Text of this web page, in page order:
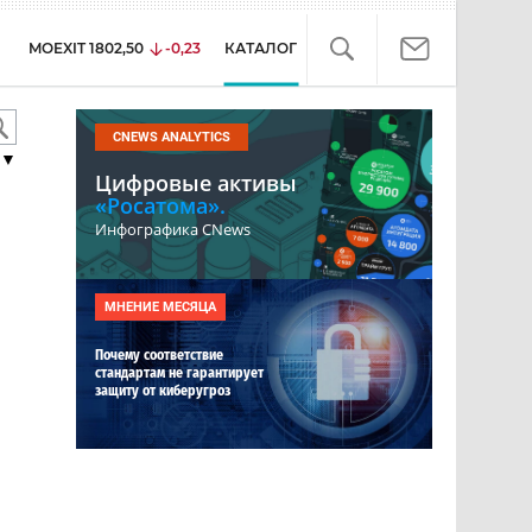
MOEXIT 1802,50 -0,23 КАТАЛОГ
▼
CNEWS ANALYTICS
Цифровые активы
«Росатома».
Инфографика CNews
МНЕНИЕ МЕСЯЦА
Почему соответствие
стандартам не гарантирует
защиту от киберугроз